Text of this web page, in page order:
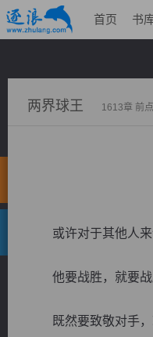
首页 书
两界球王 1613章 前点
或许对于其他人来
他要战胜，就要战
既然要致敬对手，